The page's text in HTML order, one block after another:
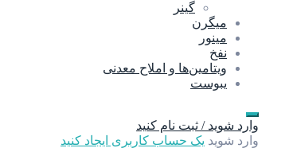
گینر
میگرن
مینور
نفخ
ویتامین‌ها و املاح معدنی
یبوست
وارد شوید / ثبت نام کنید
وارد شوید یک حساب کاربری ایجاد کنید